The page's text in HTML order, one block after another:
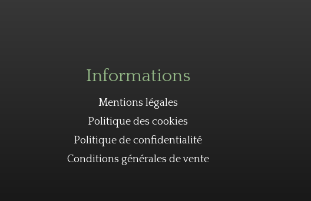
Informations
Mentions légales
Politique des cookies
Politique de confidentialité
Conditions générales de vente